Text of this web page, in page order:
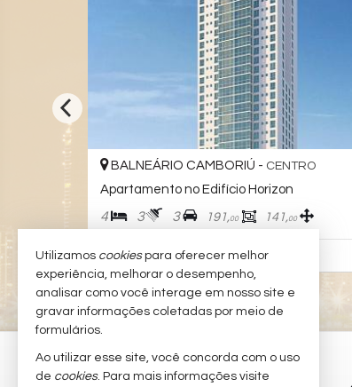
BALNEÁRIO CAMBORIÚ -CENTRO
Apartamento no Edifício Horizon
3 3 191, 00 141, 00
R$ 3.975.000,00
PADILHA IMÓVEIS
Utilizamos cookiespara oferecer melhor
experiência, melhorar o desempenho,
analisar como você interage em nosso site e
gravar informações coletadas por meio de
formulários.
Ao utilizar esse site, você concorda com o uso
de cookies. Para mais informações visite